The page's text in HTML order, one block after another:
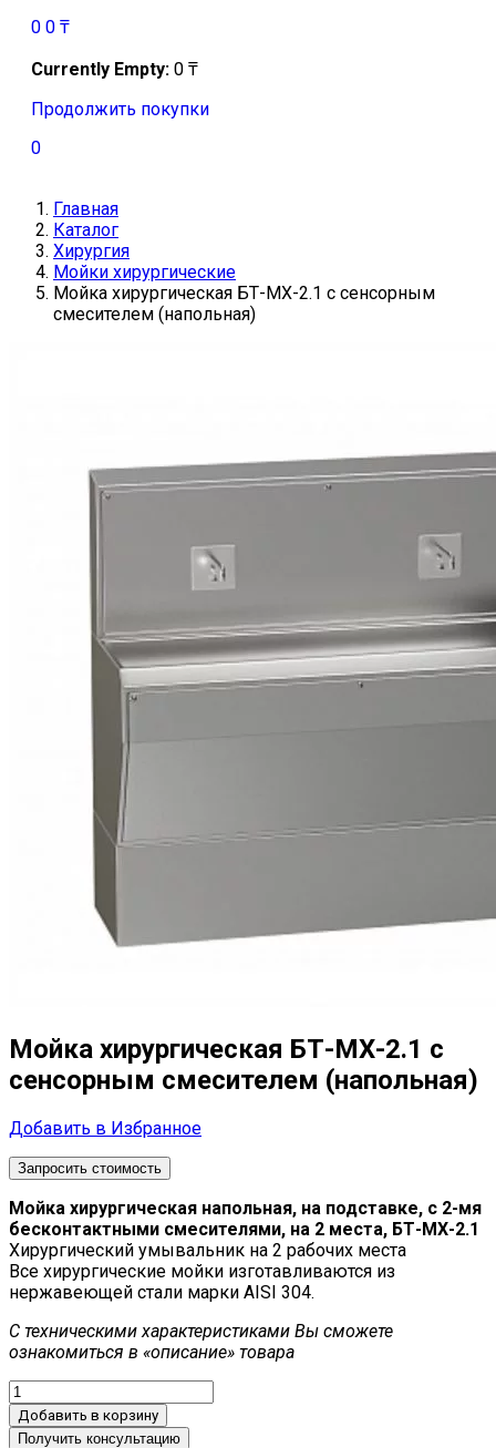
0 0 ₸
Currently Empty: 0 ₸
Продолжить покупки
0
Главная
Каталог
Хирургия
Мойки хирургические
Мойка хирургическая БТ-МХ-2.1 с сенсорным
смесителем (напольная)
Мойка хирургическая БТ-МХ-2.1 с
сенсорным смесителем (напольная)
Добавить в Избранное
Запросить стоимость
Мойка хирургическая напольная, на подставке, с 2-мя
бесконтактными смесителями, на 2 места, БТ-МХ-2.1
Хирургический умывальник на 2 рабочих места
Все хирургические мойки изготавливаются из
нержавеющей стали марки AISI 304.
С техническими характеристиками Вы сможете
ознакомиться в «описание» товара
Добавить в корзину
Получить консультацию